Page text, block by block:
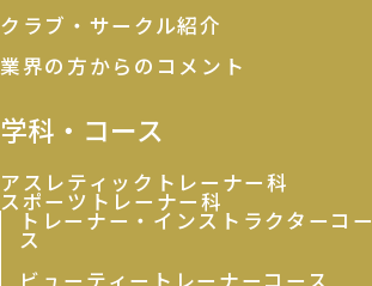
クラブ・サークル紹介
業界の方からのコメント
学科・コース
アスレティックトレーナー科
スポーツトレーナー科
トレーナー・インストラクターコー
ス